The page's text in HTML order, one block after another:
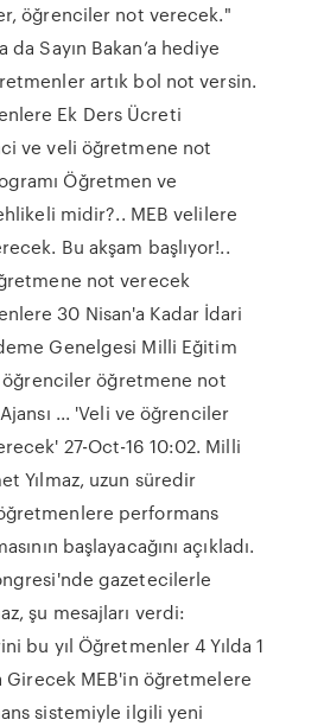
öğrenciler not verecek."
Sayın Bakan’a hediye
artık bol not versin.
Ek Ders Ücreti
ve veli öğretmene not
Öğretmen ve
midir?.. MEB velilere
Bu akşam başlıyor!..
not verecek
30 Nisan'a Kadar İdari
Genelgesi Milli Eğitim
öğrenciler öğretmene not
... 'Veli ve öğrenciler
27-Oct-16 10:02. Milli
Yılmaz, uzun süredir
performans
başlayacağını açıkladı.
gazetecilerle
şu mesajları verdi:
bu yıl Öğretmenler 4 Yılda 1
Girecek MEB'in öğretmelere
sistemiyle ilgili yeni